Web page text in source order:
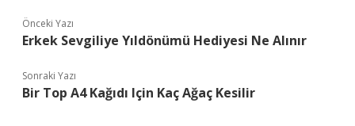
Önceki Yazı
Erkek Sevgiliye Yıldönümü Hediyesi Ne Alınır
Sonraki Yazı
Bir Top A4 Kağıdı Için Kaç Ağaç Kesilir